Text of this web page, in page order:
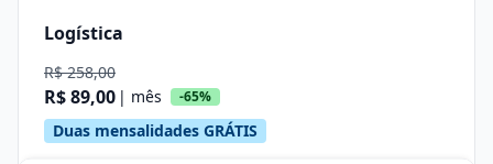
Logística
R$ 258,00
R$ 89,00 | mês -65%
Duas mensalidades GRÁTIS